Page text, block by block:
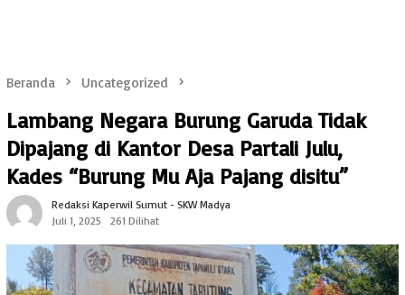
Beranda Uncategorized
Lambang Negara Burung Garuda Tidak
Dipajang di Kantor Desa Partali Julu,
Kades “Burung Mu Aja Pajang disitu”
Redaksi Kaperwil Sumut - SKW Madya
Juli 1, 2025
261 Dilihat